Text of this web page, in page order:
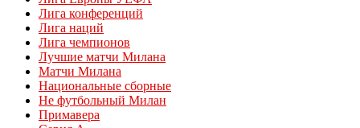
Лига конференций
Лига наций
Лига чемпионов
Лучшие матчи Милана
Матчи Милана
Национальные сборные
Не футбольный Милан
Примавера